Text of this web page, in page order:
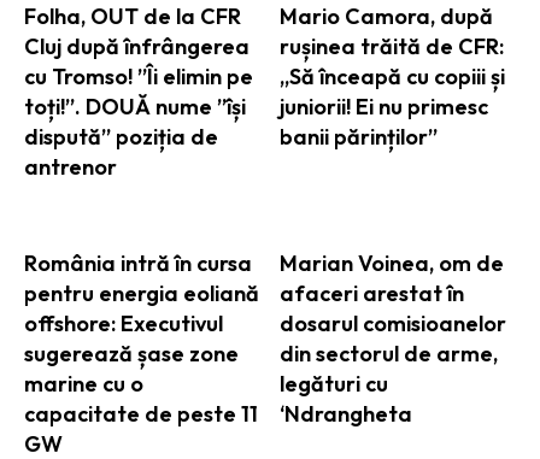
Folha, OUT de la CFR
Cluj după înfrângerea
cu Tromso! ”Îi elimin pe
toți!”. DOUĂ nume ”își
dispută” poziția de
antrenor
Mario Camora, după
rușinea trăită de CFR:
„Să înceapă cu copiii și
juniorii! Ei nu primesc
banii părinților”
România intră în cursa
pentru energia eoliană
offshore: Executivul
sugerează șase zone
marine cu o
capacitate de peste 11
GW
Marian Voinea, om de
afaceri arestat în
dosarul comisioanelor
din sectorul de arme,
legături cu
‘Ndrangheta